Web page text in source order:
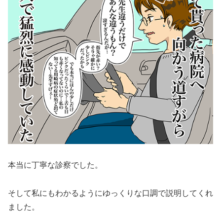
本当に丁寧な診察でした。
そして私にもわかるようにゆっくりな口調で説明してくれ
ました。